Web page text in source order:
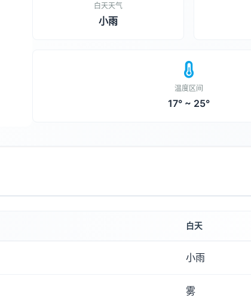
白天天气
小雨
温度区间
17° ~ 25°
白天
小雨
雾